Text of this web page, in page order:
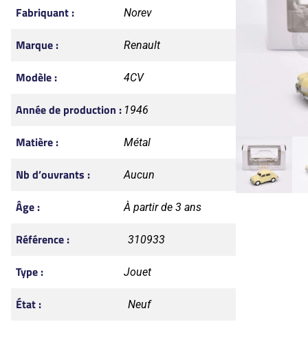
Fabriquant : Norev
Marque : Renault
Modèle : 4CV
Année de production : 1946
Matière : Métal
Nb d’ouvrants : Aucun
Âge : À partir de 3 ans
Référence : 310933
Type : Jouet
État : Neuf